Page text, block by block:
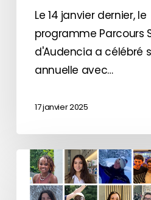
Le 14 janvier dernier, le
programme Parcours
d'Audencia a célébré
annuelle avec…
17 janvier 2025
Campagne